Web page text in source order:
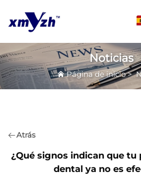
Noticias
Página de inicio>
Atrás
¿Qué signos indican que
dental ya no es